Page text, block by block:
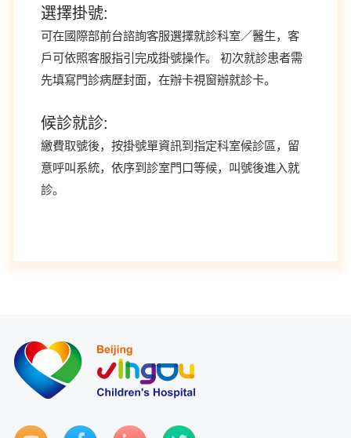
選擇掛號:
可在國際部前台諮詢客服選擇就診科室／醫生，客
戶可依照客服指引完成掛號操作。 初次就診患者需
先填寫門診病歷封面，在辦卡視窗辦就診卡。 ​
候診就診:
繳費取號後，按掛號單資訊到指定科室候診區，留
意呼叫系統，依序到診室門口等候，叫號後進入就
診。